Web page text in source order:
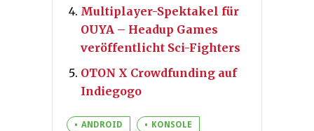
Multiplayer-Spektakel für
OUYA – Headup Games
veröffentlicht Sci-Fighters
OTON X Crowdfunding auf
Indiegogo
ANDROID KONSOLE